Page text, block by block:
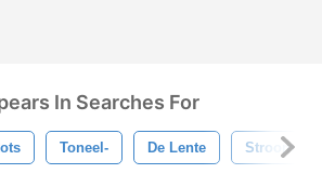
In Searches For
Toneel- De Lente Stroom